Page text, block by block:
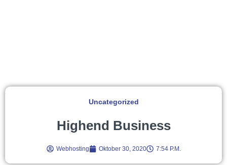
Uncategorized
Highend Business
Webhosting Oktober 30, 2020 7:54 P.m.